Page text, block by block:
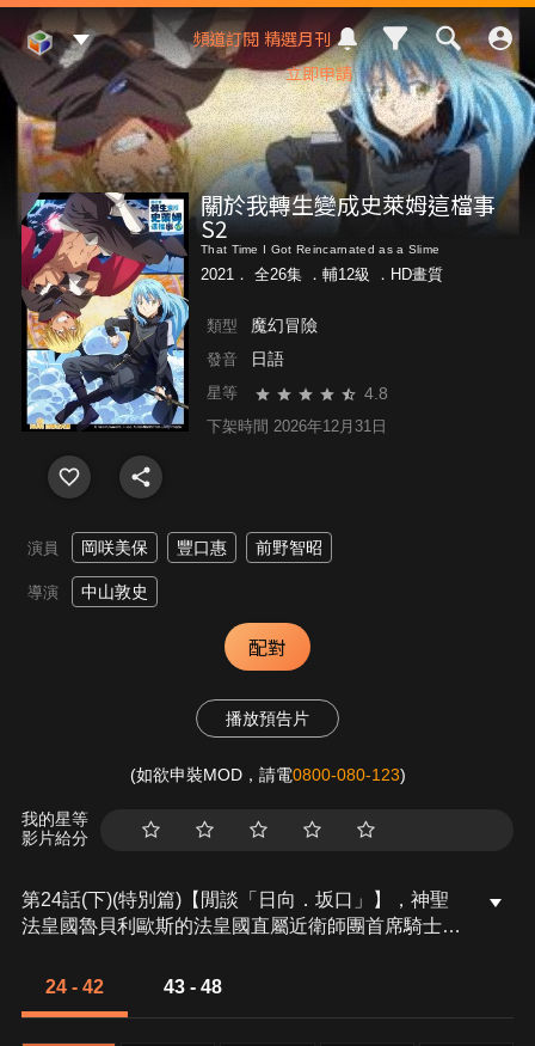
Mod Web頻道訂閱
立即申請
精選月刊
關於我轉生變成史萊姆這檔事
S2
That Time I Got Reincarnated as a Slime
2021． 全26集 ． 輔12級 ．HD畫質
類型 魔幻冒險
發音 日語
星等 4.8
下架時間 2026年12月31日
演員 岡咲美保 豐口惠 前野智昭
導演 中山敦史
配對
播放預告片
(如欲申裝MOD，請電0800-080-123)
我的星等
影片給分
第24話(下)(特別篇)【閒談「日向．坂口」】，神聖
法皇國魯貝利歐斯的法皇國直屬近衛師團首席騎士，
來自東方商人的親筆信。信中記載了魔物的國家「朱
24 - 42 43 - 48